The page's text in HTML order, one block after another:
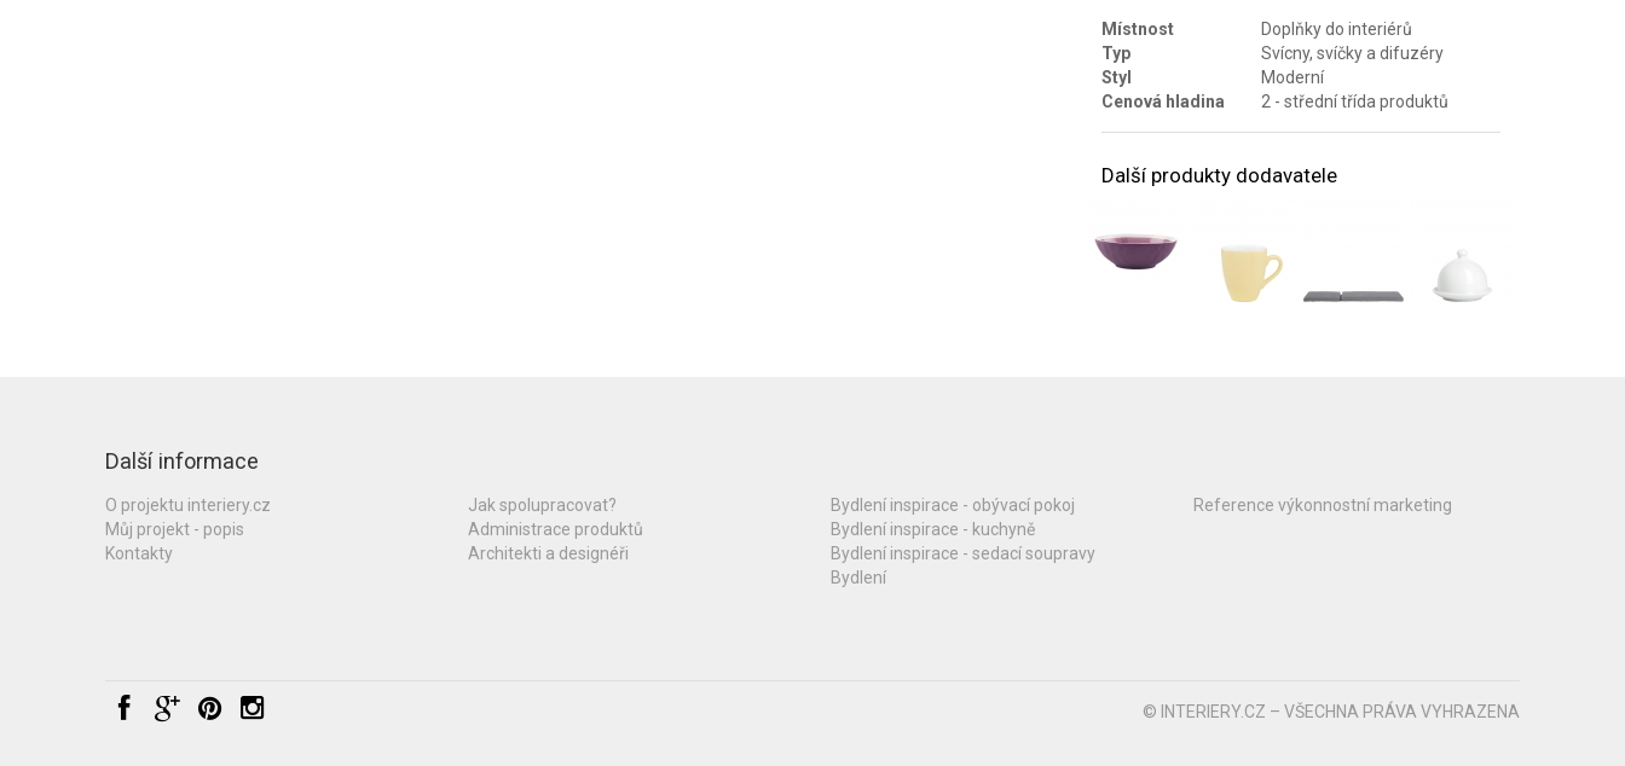
Místnost
Doplňky do interiérů
Typ
Svícny, svíčky a difuzéry
Styl
Moderní
Cenová hladina
2 - střední třída produktů
Další produkty dodavatele
Další informace
O projektu interiery.cz
Můj projekt - popis
Kontakty
Jak spolupracovat?
Administrace produktů
Architekti a designéři
Bydlení inspirace - obývací pokoj
Bydlení inspirace - kuchyně
Bydlení inspirace - sedací soupravy
Bydlení
Reference výkonnostní marketing
© INTERIERY.CZ – VŠECHNA PRÁVA VYHRAZENA